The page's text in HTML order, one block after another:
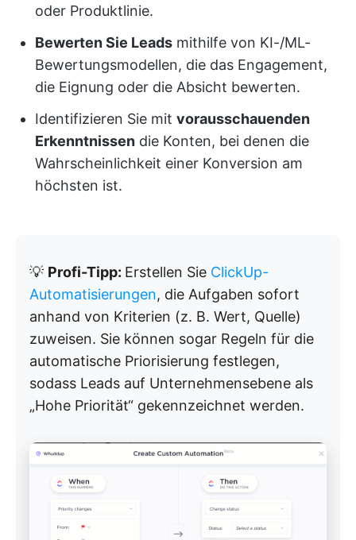
oder Produktlinie.
Bewerten Sie Leads mithilfe von KI-/ML-
Bewertungsmodellen, die das Engagement,
die Eignung oder die Absicht bewerten.
Identifizieren Sie mit vorausschauenden
Erkenntnissen die Konten, bei denen die
Wahrscheinlichkeit einer Konversion am
höchsten ist.
💡 Profi-Tipp: Erstellen Sie ClickUp-
Automatisierungen, die Aufgaben sofort
anhand von Kriterien (z. B. Wert, Quelle)
zuweisen. Sie können sogar Regeln für die
automatische Priorisierung festlegen,
sodass Leads auf Unternehmensebene als
„Hohe Priorität“ gekennzeichnet werden.